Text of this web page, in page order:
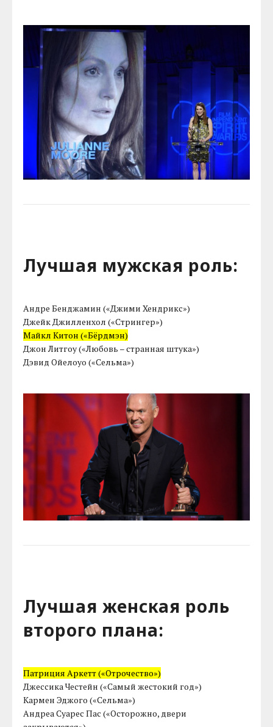
Лучшая мужская роль:
Андре Бенджамин («Джими Хендрикс»)
Джейк Джилленхол («Стрингер»)
Майкл Китон («Бёрдмэн)
Джон Литгоу («Любовь – странная штука»)
Дэвид Ойелоуо («Сельма»)
Лучшая женская роль
второго плана:
Патриция Аркетт («Отрочество»)
Джессика Честейн («Самый жестокий год»)
Кармен Эджого («Сельма»)
Андреа Суарес Пас («Осторожно, двери